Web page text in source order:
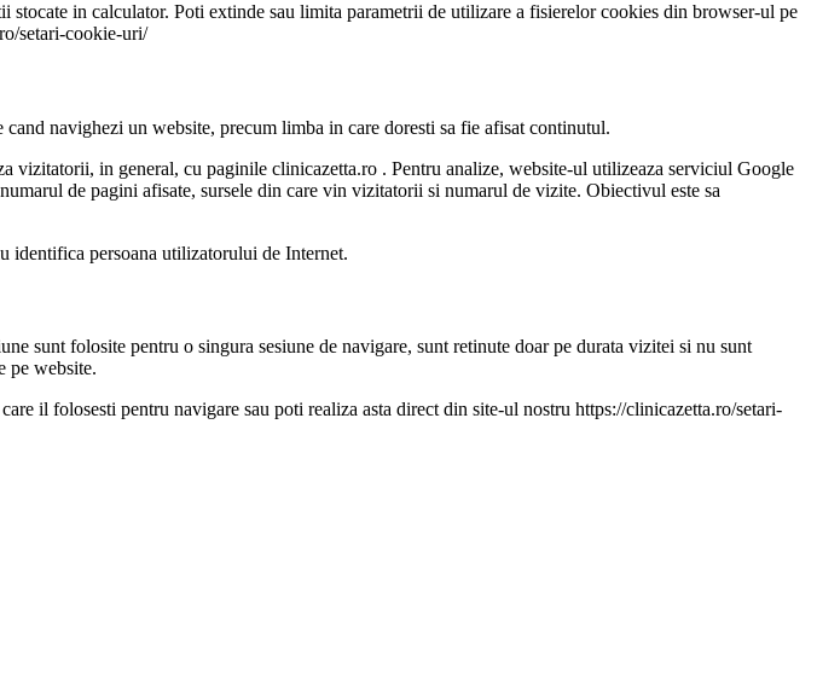
in calculator. Poti extinde sau limita parametrii de utilizare a fisierelor cookies din browser-ul pe
setari-cookie-uri/
navighezi un website, precum limba in care doresti sa fie afisat continutul.
vizitatorii, in general, cu paginile clinicazetta.ro . Pentru analize, website-ul utilizeaza serviciul Google
de pagini afisate, sursele din care vin vizitatorii si numarul de vizite. Obiectivul este sa
identifica persoana utilizatorului de Internet.
sunt folosite pentru o singura sesiune de navigare, sunt retinute doar pe durata vizitei si nu sunt
pe website.
il folosesti pentru navigare sau poti realiza asta direct din site-ul nostru https://clinicazetta.ro/setari-